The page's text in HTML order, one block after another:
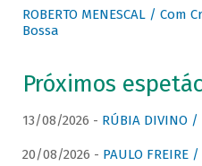
ROBERTO MENESCAL /
Bossa
Próximos
13/08/2026 - RÚBIA DIVINO
20/08/2026 - PAULO FREIRE